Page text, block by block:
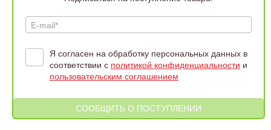
E-mail*
Я согласен на обработку персональных данных в
соответствии с политикой конфиденциальности и
пользовательским соглашением